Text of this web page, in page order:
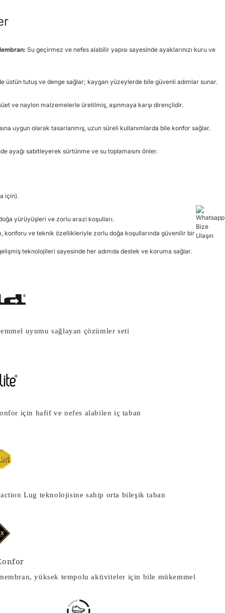
Su geçirmez ve nefes alabilir yapısı sayesinde ayaklarınızı kuru ve
üstün tutuş ve denge sağlar; kaygan yüzeylerde bile güvenli adımlar sunar.
ve naylon malzemelerle üretilmiş, aşınmaya karşı dirençlidir.
uygun olarak tasarlanmış, uzun süreli kullanımlarda bile konfor sağlar.
ayağı sabitleyerek sürtünme ve su toplamasını önler.
için).
yürüyüşleri ve zorlu arazi koşulları.
konforu ve teknik özellikleriyle zorlu doğa koşullarında güvenilir bir
teknolojileri sayesinde her adımda destek ve koruma sağlar.
uyumu sağlayan çözümler seti
için hafif ve nefes alabilen iç taban
Lug teknolojisine sahip orta bileşik taban
yüksek tempolu aktiviteler için bile mükemmel